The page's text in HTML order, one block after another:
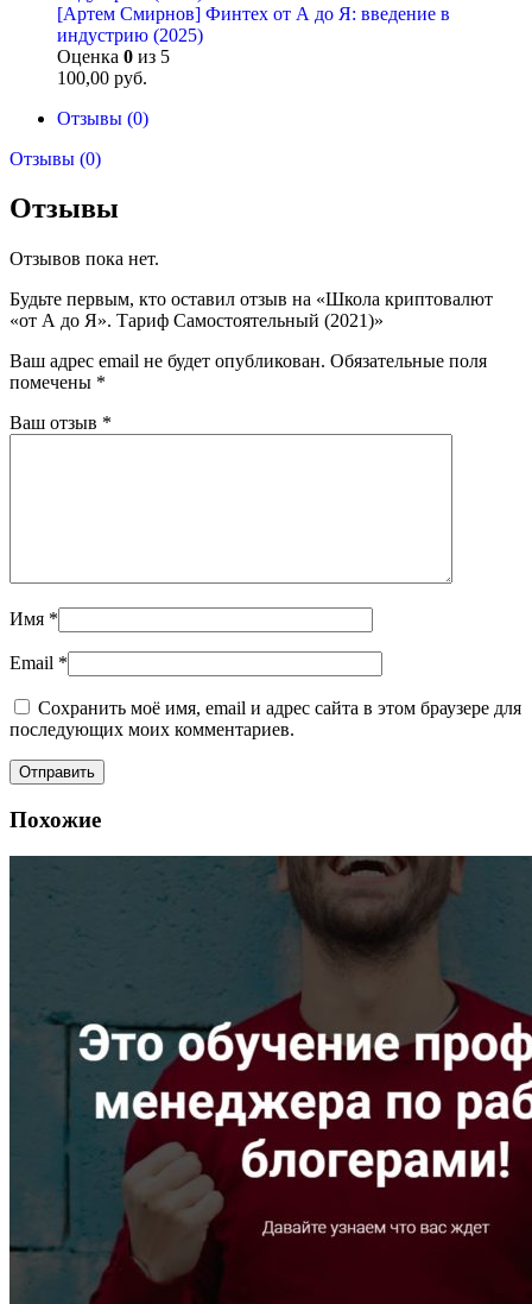
[Артем Смирнов] Финтех от А до Я: введение в
индустрию (2025)
Оценка 0 из 5
100,00 руб.
Отзывы (0)
Отзывы (0)
Отзывы
Отзывов пока нет.
Будьте первым, кто оставил отзыв на «Школа криптовалют
«от А до Я». Тариф Самостоятельный (2021)»
Ваш адрес email не будет опубликован. Обязательные поля
помечены *
Ваш отзыв *
Имя *
Email *
Сохранить моё имя, email и адрес сайта в этом браузере для
последующих моих комментариев.
Похожие